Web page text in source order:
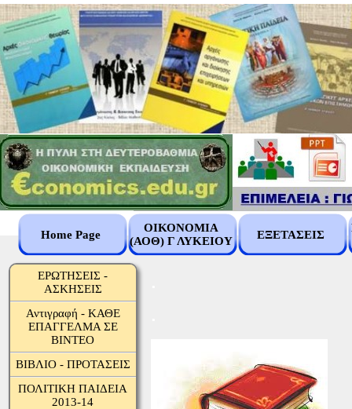
Home Page
ΟΙΚΟΝΟΜΙΑ
(ΑΟΘ) Γ ΛΥΚΕΙΟΥ
ΕΞΕΤΑΣΕΙΣ
ΕΡΩΤΗΣΕΙΣ -
ΑΣΚΗΣΕΙΣ
Αντιγραφή - ΚΑΘΕ
ΕΠΑΓΓΕΛΜΑ ΣΕ
ΒΙΝΤΕΟ
ΒΙΒΛΙΟ - ΠΡΟΤΑΣΕΙΣ
ΠΟΛΙΤΙΚΗ ΠΑΙΔΕΙΑ
2013-14